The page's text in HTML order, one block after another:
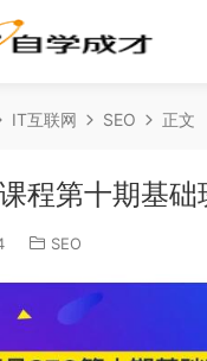
IT互联网 SEO 正文
程第十期基
SEO